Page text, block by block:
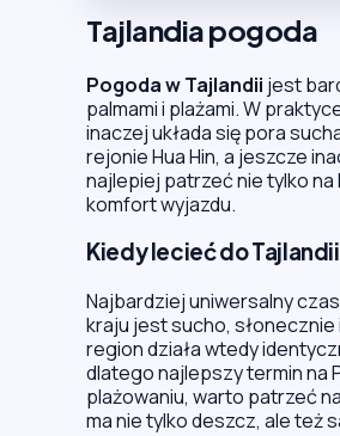
Tajlandia pogoda
Pogoda w Tajlandii jest
palmami i plażami. W
inaczej układa się pora
rejonie Hua Hin, a jeszcze
najlepiej patrzeć nie tylko
komfort wyjazdu.
Kiedy lecieć do
Najbardziej uniwersalny
kraju jest sucho,
region działa wtedy
dlatego najlepszy termin na
plażowaniu, warto patrzeć
ma nie tylko deszcz, ale też